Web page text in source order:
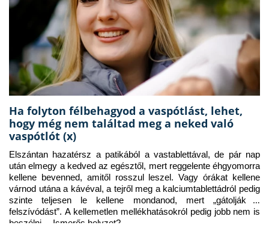
Ha folyton félbehagyod a vaspótlást, lehet,
hogy még nem találtad meg a neked való
vaspótlót (x)
Elszántan hazatérsz a patikából a vastablettával, de pár nap
után elmegy a kedved az egésztől, mert reggelente éhgyomorra
kellene bevenned, amitől rosszul leszel. Vagy órákat kellene
várnod utána a kávéval, a tejről meg a kalciumtablettádról pedig
szinte teljesen le kellene mondanod, mert „gátolják a
felszívódást”. A kellemetlen mellékhatásokról pedig jobb nem is
beszélni… Ismerős helyzet?